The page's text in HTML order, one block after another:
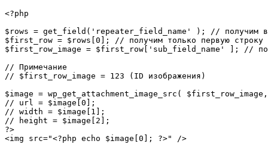
<?php
$rows = get_field ( 'repeater_field_name' ) ;
// получим
$first_row = $rows 0 ;
// получим только первую строку
$first_row_image = $first_row 'sub_field_name' ;
//
// Примечание
// $first_row_image = 123 (ID изображения)
$image = wp_get_attachment_image_src ( $first_row_image ,
// url = $image[0];
// width = $image[1];
// height = $image[2];
?>
<img src="<?php echo $image 0 ; ?>" />